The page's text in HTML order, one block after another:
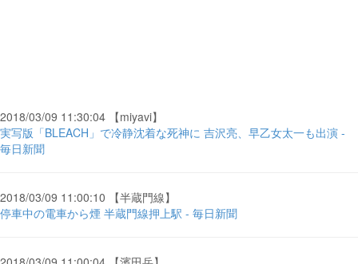
2018/03/09 11:30:04 【miyavi】
実写版「BLEACH」で冷静沈着な死神に 吉沢亮、早乙女太一も出演 -
毎日新聞
2018/03/09 11:00:10 【半蔵門線】
停車中の電車から煙 半蔵門線押上駅 - 毎日新聞